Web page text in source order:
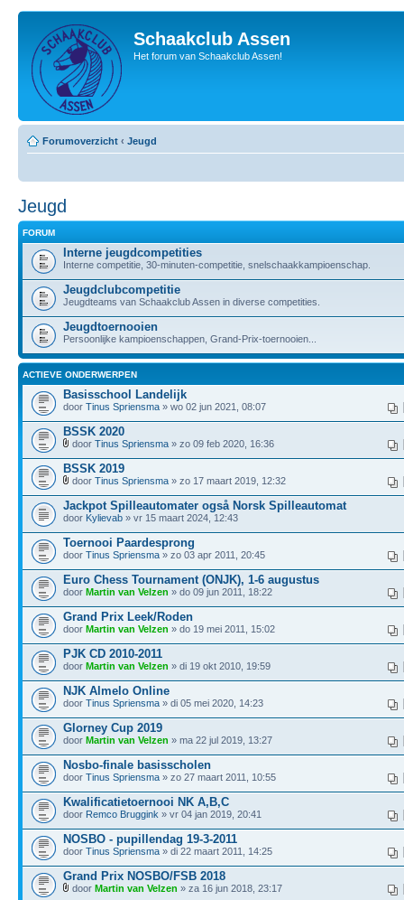
Schaakclub Assen
Het forum van Schaakclub Assen!
Forumoverzicht ‹ Jeugd
Jeugd
FORUM
Interne jeugdcompetities
Interne competitie, 30-minuten-competitie, snelschaakkampioenschap.
Jeugdclubcompetitie
Jeugdteams van Schaakclub Assen in diverse competities.
Jeugdtoernooien
Persoonlijke kampioenschappen, Grand-Prix-toernooien...
ACTIEVE ONDERWERPEN
Basisschool Landelijk
door Tinus Spriensma » wo 02 jun 2021, 08:07
BSSK 2020
door Tinus Spriensma » zo 09 feb 2020, 16:36
BSSK 2019
door Tinus Spriensma » zo 17 maart 2019, 12:32
Jackpot Spilleautomater også Norsk Spilleautomat
door Kylievab » vr 15 maart 2024, 12:43
Toernooi Paardesprong
door Tinus Spriensma » zo 03 apr 2011, 20:45
Euro Chess Tournament (ONJK), 1-6 augustus
door Martin van Velzen » do 09 jun 2011, 18:22
Grand Prix Leek/Roden
door Martin van Velzen » do 19 mei 2011, 15:02
PJK CD 2010-2011
door Martin van Velzen » di 19 okt 2010, 19:59
NJK Almelo Online
door Tinus Spriensma » di 05 mei 2020, 14:23
Glorney Cup 2019
door Martin van Velzen » ma 22 jul 2019, 13:27
Nosbo-finale basisscholen
door Tinus Spriensma » zo 27 maart 2011, 10:55
Kwalificatietoernooi NK A,B,C
door Remco Bruggink » vr 04 jan 2019, 20:41
NOSBO - pupillendag 19-3-2011
door Tinus Spriensma » di 22 maart 2011, 14:25
Grand Prix NOSBO/FSB 2018
door Martin van Velzen » za 16 jun 2018, 23:17